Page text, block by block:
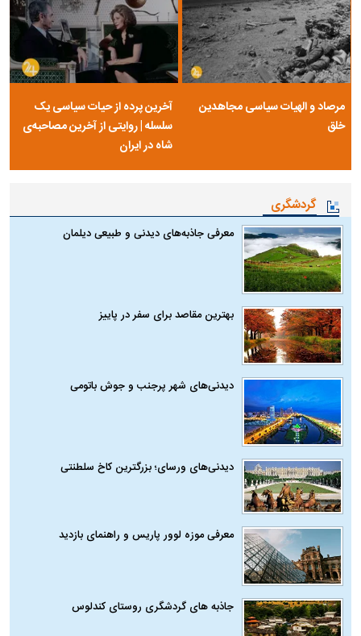
مرصاد و الهیات سیاسی مجاهدین
خلق
آخرین پرده از حیات سیاسی یک
سلسله | روایتی از آخرین مصاحبه‌ی
شاه در ایران
گردشگری
معرفی جاذبه‌های دیدنی و طبیعی دیلمان
بهترین مقاصد برای سفر در پاییز
دیدنی‌های شهر پرجنب و جوش باتومی
دیدنی‌های ورسای؛ بزرگترین کاخ سلطنتی
معرفی موزه لوور پاریس و راهنمای بازدید
جاذبه های گردشگری روستای کندلوس